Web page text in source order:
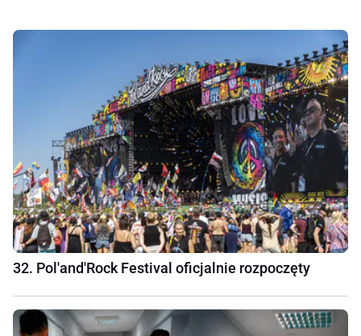
32. Pol'and'Rock Festival oficjalnie rozpoczęty